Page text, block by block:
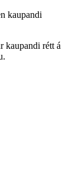
kaupandi
kaupandi rétt á